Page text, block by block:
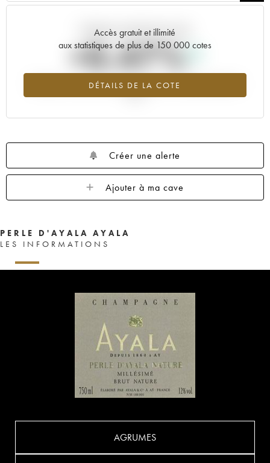
Accès gratuit et illimité
aux statistiques de plus de 150 000 cotes
DÉTAILS DE LA COTE
Tendance actuelle de la cote
+0.47%
Tendance à la hausse du millésime 2005 en 2026 par rapport à
Créer une alerte
Ajouter à ma cave
PERLE D'AYALA AYALA
LES INFORMATIONS
AGRUMES